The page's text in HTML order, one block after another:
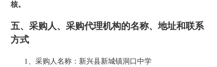
核。
五、采购人、采购代理机构的名称、地址和联系
方式
1、采购人名称： 新兴县新城镇洞口中学